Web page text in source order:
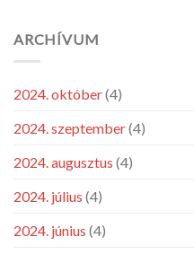
ARCHÍVUM
2024. október(4)
2024. szeptember(4)
2024. augusztus (4)
2024. július (4)
2024. június (4)